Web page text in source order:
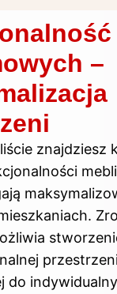
–
znajdziesz
do